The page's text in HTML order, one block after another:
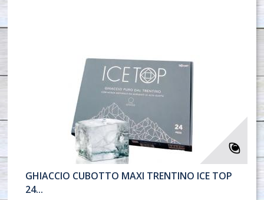
GHIACCIO CUBOTTO MAXI TRENTINO ICE TOP
24...